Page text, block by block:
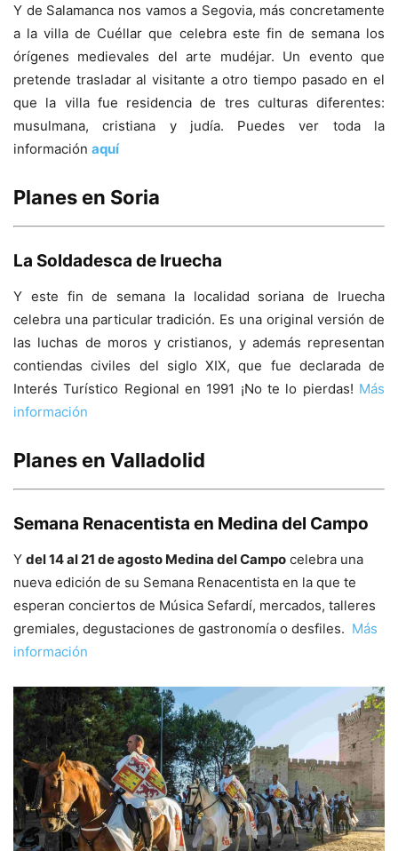
Y de Salamanca nos vamos a Segovia, más concretamente
a la villa de Cuéllar que celebra este fin de semana los
órígenes medievales del arte mudéjar. Un evento que
pretende trasladar al visitante a otro tiempo pasado en el
que la villa fue residencia de tres culturas diferentes:
musulmana, cristiana y judía. Puedes ver toda la
información aquí
Planes en Soria
La Soldadesca de Iruecha
Y este fin de semana la localidad soriana de Iruecha
celebra una particular tradición. Es una original versión de
las luchas de moros y cristianos, y además representan
contiendas civiles del siglo XIX, que fue declarada de
Interés Turístico Regional en 1991 ¡No te lo pierdas! Más
información
Planes en Valladolid
Semana Renacentista en Medina del Campo
Y del 14 al 21 de agosto Medina del Campo celebra una
nueva edición de su Semana Renacentista en la que te
esperan conciertos de Música Sefardí, mercados, talleres
gremiales, degustaciones de gastronomía o desfiles. Más
información